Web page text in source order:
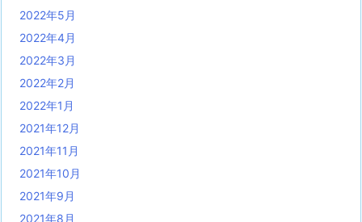
2022年5月
2022年4月
2022年3月
2022年2月
2022年1月
2021年12月
2021年11月
2021年10月
2021年9月
2021年8月